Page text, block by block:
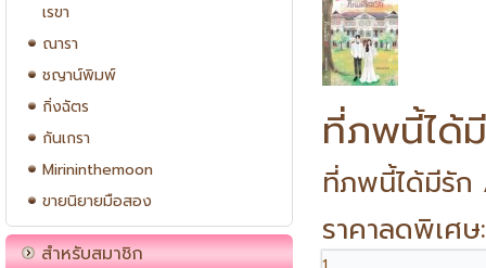
เรขา
ณารา
ชญาน์พิมพ์
กิ่งฉัตร
กันเกรา
Mirininthemoon
ขายนิยายมือสอง
สำหรับสมาชิก
ที่ภพนี้ได้
ที่ภพนี้ได้มีรั
ราคาลดพิเศ